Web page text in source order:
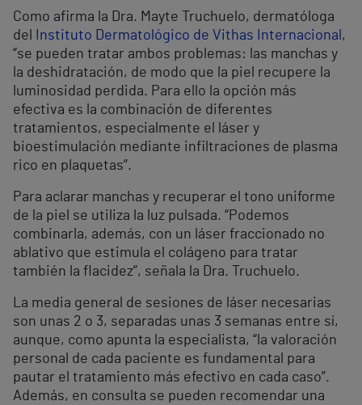
Como afirma la Dra. Mayte Truchuelo, dermatóloga
del
Instituto Dermatológico de Vithas Internacional ,
“se pueden tratar ambos problemas: las manchas y
la deshidratación, de modo que la piel recupere la
luminosidad perdida. Para ello la opción más
efectiva es la combinación de diferentes
tratamientos, especialmente el láser y
bioestimulación mediante infiltraciones de plasma
rico en plaquetas”.
Para aclarar manchas y recuperar el tono uniforme
de la piel se utiliza la luz pulsada. “Podemos
combinarla, además, con un láser fraccionado no
ablativo que estimula el colágeno para tratar
también la flacidez”, señala la Dra. Truchuelo.
La media general de sesiones de láser necesarias
son unas 2 o 3, separadas unas 3 semanas entre sí,
aunque, como apunta la especialista, “la valoración
personal de cada paciente es fundamental para
pautar el tratamiento más efectivo en cada caso”.
Además, en consulta se pueden recomendar una